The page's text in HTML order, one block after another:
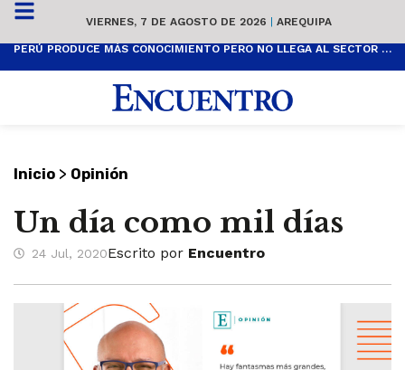
VIERNES, 7 DE AGOSTO DE 2026 | AREQUIPA
PERÚ PRODUCE MÁS CONOCIMIENTO PERO NO LLEGA AL SECTOR PRODUCTIVO
Inicio > Opinión
Un día como mil días
24 Jul, 2020Escrito por Encuentro